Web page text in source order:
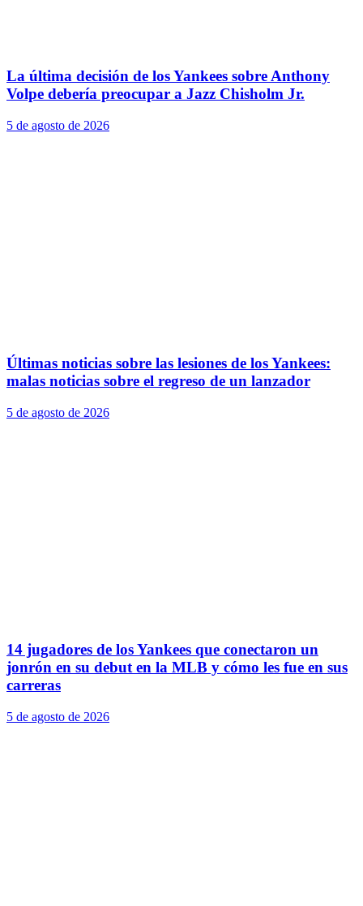
La última decisión de los Yankees sobre Anthony
Volpe debería preocupar a Jazz Chisholm Jr.
5 de agosto de 2026
Últimas noticias sobre las lesiones de los Yankees:
malas noticias sobre el regreso de un lanzador
5 de agosto de 2026
14 jugadores de los Yankees que conectaron un
jonrón en su debut en la MLB y cómo les fue en sus
carreras
5 de agosto de 2026